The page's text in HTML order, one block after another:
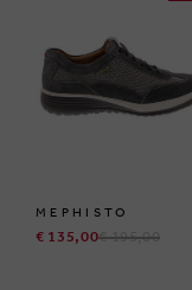
MEPHISTO
€ 135,00€ 195,00